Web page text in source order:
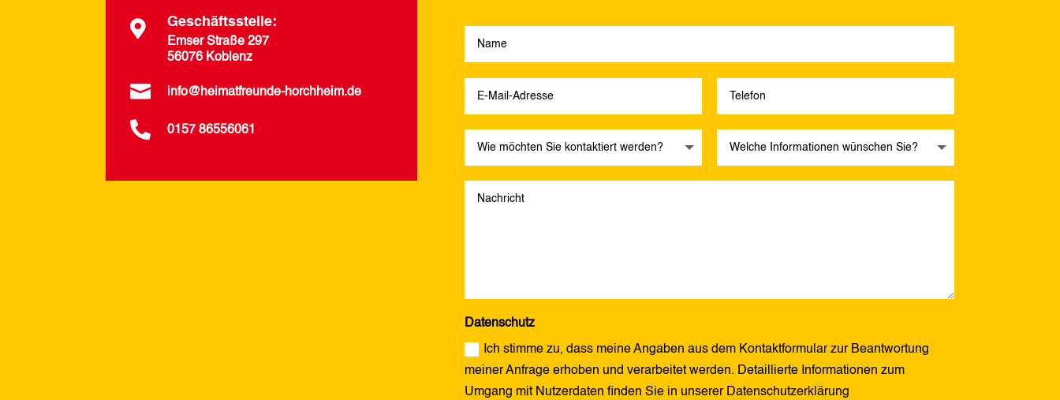
 Geschäftsstelle:
Emser Straße 297
56076 Koblenz
 info@heimatfreunde-horchheim.de
 0157 86556061
Datenschutz
Ich stimme zu, dass meine Angaben aus dem Kontaktformular zur Beantwortung
meiner Anfrage erhoben und verarbeitet werden. Detaillierte Informationen zum
Umgang mit Nutzerdaten finden Sie in unserer Datenschutzerklärung